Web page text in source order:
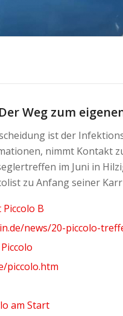
Weg zum
ist der
nimmt Kontakt
im Juni in
zu Anfang seiner
B
news/20-piccolo-
piccolo.htm
am Start